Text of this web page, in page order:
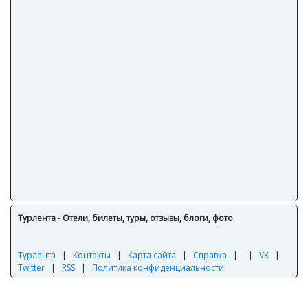
Турлента - Отели, билеты, туры, отзывы, блоги, фото
Турлента | Контакты | Карта сайта | Справка | | VK |
Twitter | RSS | Политика конфиденциальности